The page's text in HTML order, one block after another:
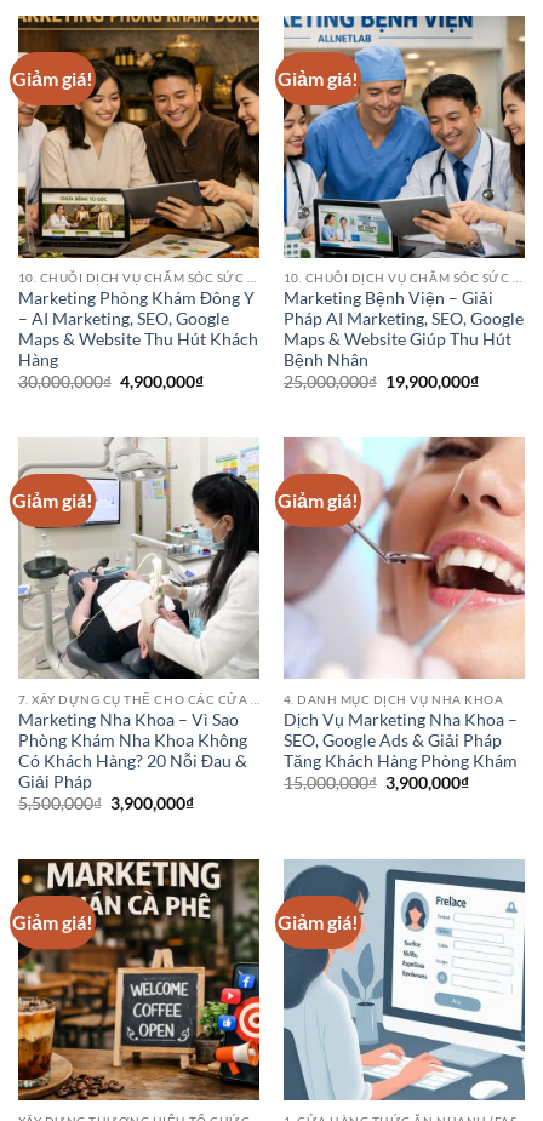
Giảm giá!
Marketing Phòng Khám Đông Y
– AI Marketing, SEO, Google
Maps & Website Thu Hút Khách
Hàng
30,000,000₫ Giá
gốc
4,900,000₫Giá
4,900,000₫.
Giảm giá!
Marketing Bệnh Viện – Giải
Pháp AI Marketing, SEO, Google
Maps & Website Giúp Thu Hút
Bệnh Nhân
25,000,000₫ Giá
gốc
19,900,000₫Giá
Giảm giá!
Marketing Nha Khoa – Vì Sao
Phòng Khám Nha Khoa Không
Có Khách Hàng? 20 Nỗi Đau &
Giải Pháp
5,500,000₫ Giá
gốc
3,900,000₫Giá
3,900,000₫.
Giảm giá!
4. DANH MỤC DỊCH VỤ NHA KHOA
Dịch Vụ Marketing Nha Khoa –
SEO, Google Ads & Giải Pháp
Tăng Khách Hàng Phòng Khám
15,000,000₫ Giá
gốc
3,900,000₫Giá
Giảm giá! Giảm giá!